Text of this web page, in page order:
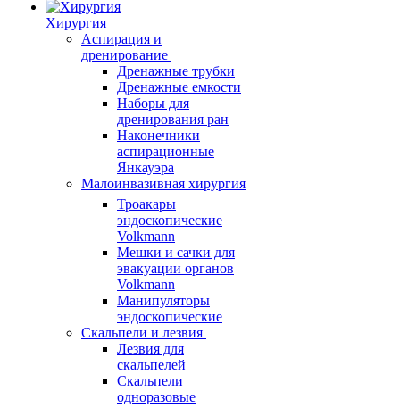
Хирургия
Аспирация и
дренирование
Дренажные трубки
Дренажные емкости
Наборы для
дренирования ран
Наконечники
аспирационные
Янкауэра
Малоинвазивная хирургия
Троакары
эндоскопические
Volkmann
Мешки и сачки для
эвакуации органов
Volkmann
Манипуляторы
эндоскопические
Скальпели и лезвия
Лезвия для
скальпелей
Скальпели
одноразовые